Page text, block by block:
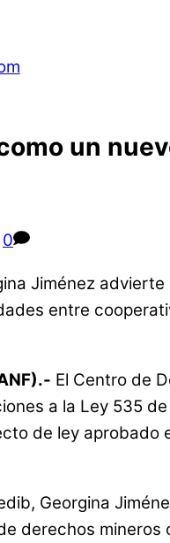
un
0
Jiménez
entre
El Centro de
a la Ley 535
de ley
Georgina
derechos